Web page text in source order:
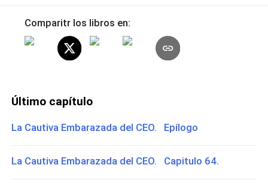
Comparitr los libros en:
Último capítulo
La Cautiva Embarazada del CEO. Epílogo
La Cautiva Embarazada del CEO. Capitulo 64.